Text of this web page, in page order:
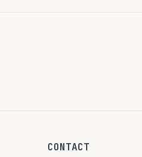
CONTACT